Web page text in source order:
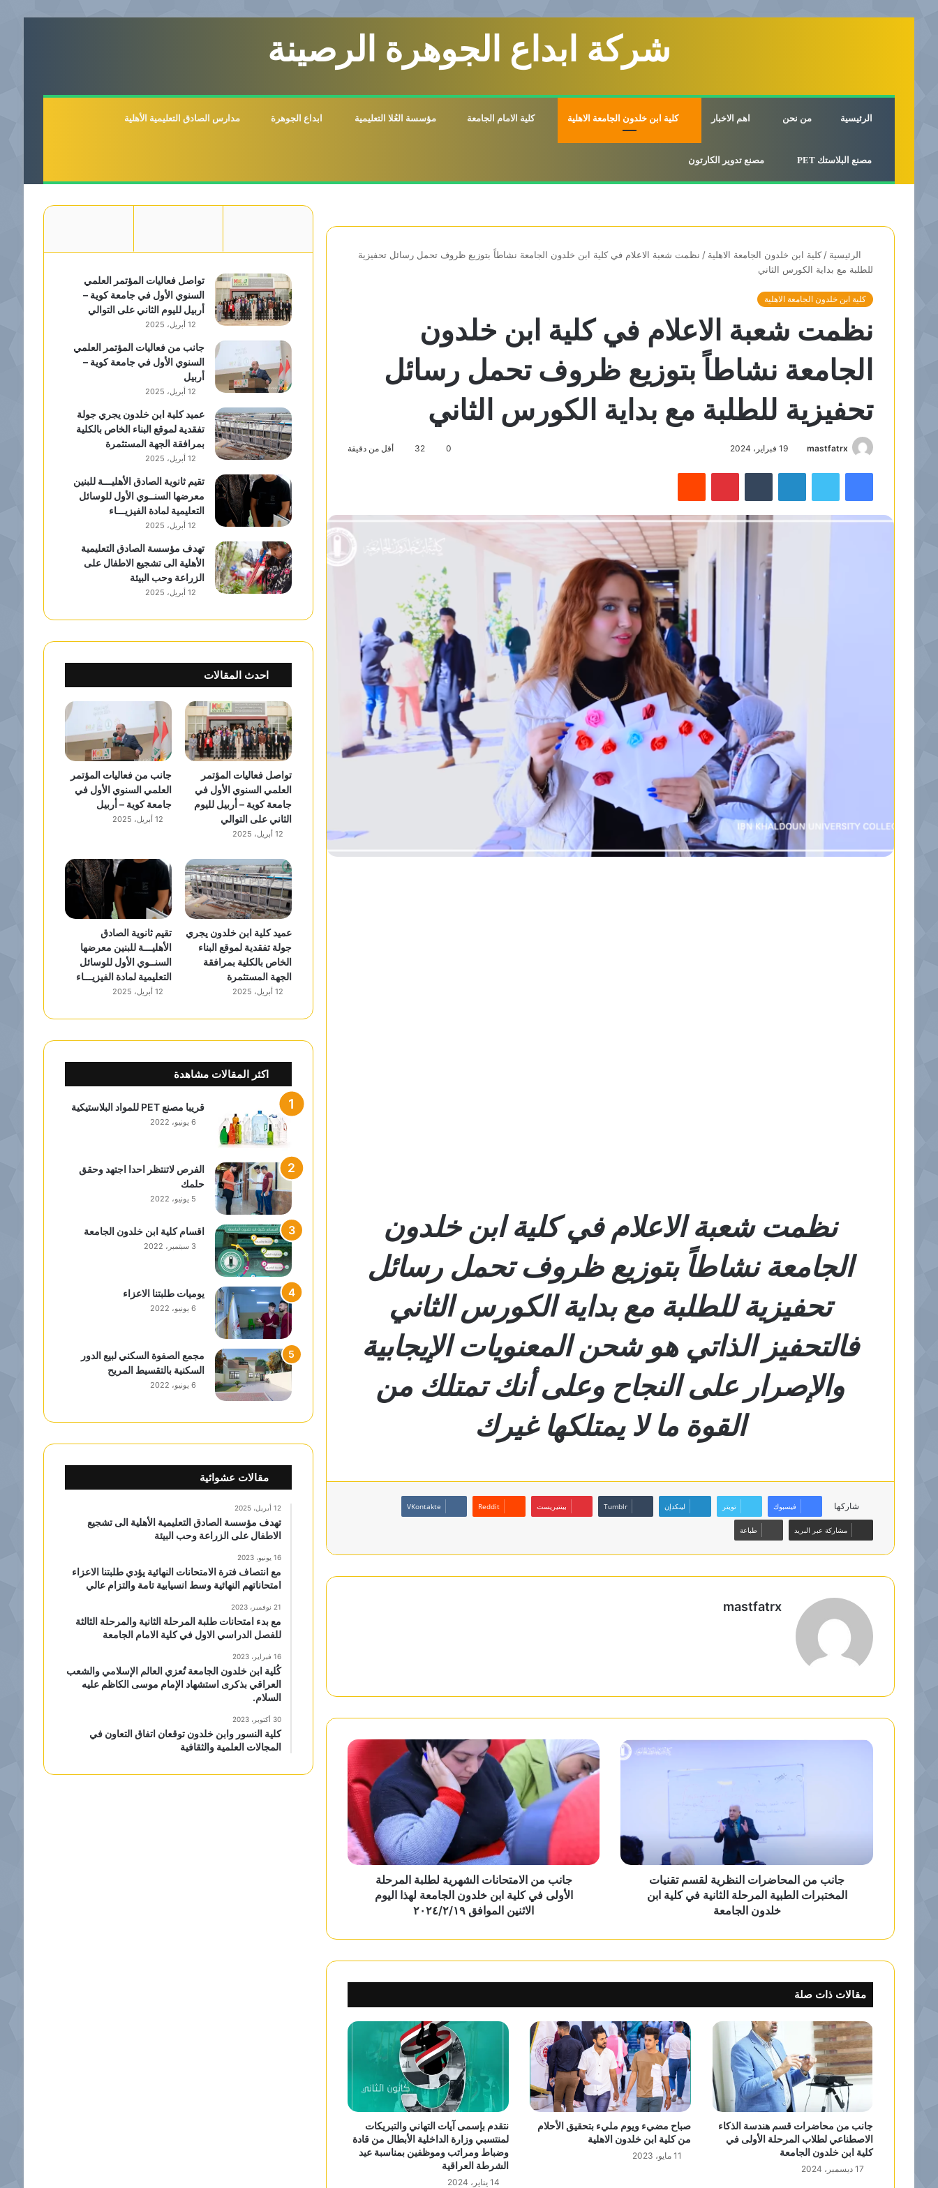
شركة ابداع الجوهرة الرصينة
الرئيسية من نحن اهم الاخبار كلية ابن خلدون الجامعة الاهلية كلية الامام الجامعة مؤسسة العُلا التعليمية ابداع الجوهرة مدارس الصادق التعليمية الأهلية
مصنع البلاستك PET مصنع تدوير الكارتون
الرئيسية / كلية ابن خلدون الجامعة الاهلية / نظمت شعبة الاعلام في كلية ابن خلدون الجامعة نشاطاً بتوزيع ظروف تحمل رسائل تحفيزية
للطلبة مع بداية الكورس الثاني
كلية ابن خلدون الجامعة الاهلية
نظمت شعبة الاعلام في كلية ابن خلدون
الجامعة نشاطاً بتوزيع ظروف تحمل رسائل
تحفيزية للطلبة مع بداية الكورس الثاني
mastfatrx 19 فبراير، 2024 0
32 أقل من دقيقة
فيسبوك تويتر لينكدإن ‏Tumblr بينتيريست ‏Reddit
نظمت شعبة الاعلام في كلية ابن خلدون
الجامعة نشاطاً بتوزيع ظروف تحمل رسائل
تحفيزية للطلبة مع بداية الكورس الثاني
فالتحفيز الذاتي هو شحن المعنويات الإيجابية
والإصرار على النجاح وعلى أنك تمتلك من
القوة ما لا يمتلكها غيرك
شاركها فيسبوك تويتر لينكدإن بينتيريست
مشاركة عبر البريد طباعة
mastfatrx
ا
ب
جانب من المحاضرات النظرية لقسم تقنيات
المختبرات الطبية المرحلة الثانية في كلية ابن
خلدون الجامعة
جانب من الامتحانات الشهرية لطلبة المرحلة
الأولى في كلية ابن خلدون الجامعة لهذا اليوم
الاثنين الموافق ٢٠٢٤/٢/١٩
مقالات ذات صلة
جانب من محاضرات قسم هندسة الذكاء
الاصطناعي لطلاب المرحلة الأولى في
كلية ابن خلدون الجامعة
17 ديسمبر، 2024
صباح مضيء ويوم مليء بتحقيق الأحلام
من كلية ابن خلدون الاهلية
11 مايو، 2023
نتقدم بإسمى آيات التهاني والتبريكات
لمنتسبي وزارة الداخلية الأبطال من قادة
وضباط ومراتب وموظفين بمناسبة عيد
الشرطة العراقية
14 يناير، 2024
تواصل فعاليات المؤتمر العلمي
السنوي الأول في جامعة كوية –
أربيل لليوم الثاني على التوالي
12 أبريل، 2025
جانب من فعاليات المؤتمر العلمي
السنوي الأول في جامعة كوية –
أربيل
12 أبريل، 2025
عميد كلية ابن خلدون يجري جولة
تفقدية لموقع البناء الخاص بالكلية
بمرافقة الجهة المستثمرة
12 أبريل، 2025
تقيم ثانوية الصادق الأهليـــة للبنين
معرضها السنــوي الأول للوسائل
التعليمية لمادة الفيزيـــاء
12 أبريل، 2025
تهدف مؤسسة الصادق التعليمية
الأهلية الى تشجيع الاطفال على
الزراعة وحب البيئة
12 أبريل، 2025
احدث المقالات
تواصل فعاليات المؤتمر
العلمي السنوي الأول في
جامعة كوية – أربيل لليوم
الثاني على التوالي
12 أبريل، 2025
جانب من فعاليات المؤتمر
العلمي السنوي الأول في
جامعة كوية – أربيل
12 أبريل، 2025
عميد كلية ابن خلدون يجري
جولة تفقدية لموقع البناء
الخاص بالكلية بمرافقة
الجهة المستثمرة
12 أبريل، 2025
تقيم ثانوية الصادق
الأهليـــة للبنين معرضها
السنــوي الأول للوسائل
التعليمية لمادة الفيزيـــاء
12 أبريل، 2025
اكثر المقالات مشاهدة
قريبا مصنع PET للمواد البلاستيكية
6 يونيو، 2022
الفرص لاتنتظر احدا اجتهد وحقق
حلمك
5 يونيو، 2022
اقسام كلية ابن خلدون الجامعة
3 سبتمبر، 2022
يوميات طلبتنا الاعزاء
6 يونيو، 2022
مجمع الصفوة السكني لبيع الدور
السكنية بالتقسيط المريح
6 يونيو، 2022
مقالات عشوائية
12 أبريل، 2025
تهدف مؤسسة الصادق التعليمية الأهلية الى تشجيع
الاطفال على الزراعة وحب البيئة
16 يونيو، 2023
مع انتصاف فترة الامتحانات النهائية يؤدي طلبتنا الاعزاء
امتحاناتهم النهائية وسط انسيابية تامة والتزام عالي
21 نوفمبر، 2023
مع بدء امتحانات طلبة المرحلة الثانية والمرحلة الثالثة
للفصل الدراسي الاول في كلية الامام الجامعة
16 فبراير، 2023
كُلية ابن خلدون الجامعة تُعزي العالم الإسلامي والشعب
العراقي بذكرى استشهاد الإمام موسى الكاظم عليه
السلام.
30 أكتوبر، 2023
كلية النسور وابن خلدون توقعان اتفاق التعاون في
المجالات العلمية والثقافية